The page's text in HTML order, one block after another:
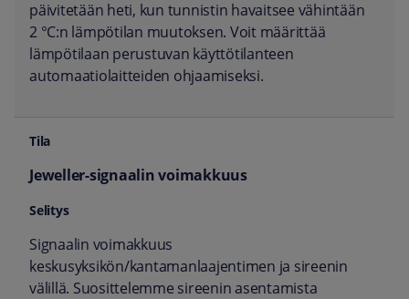
päivitetään heti, kun tunnistin havaitsee vähintään
2 °C:n lämpötilan muutoksen. Voit määrittää
lämpötilaan perustuvan käyttötilanteen
automaatiolaitteiden ohjaamiseksi.
Jeweller-signaalin voimakkuus
Signaalin voimakkuus
keskusyksikön/kantamanlaajentimen ja sireenin
välillä. Suosittelemme sireenin asentamista